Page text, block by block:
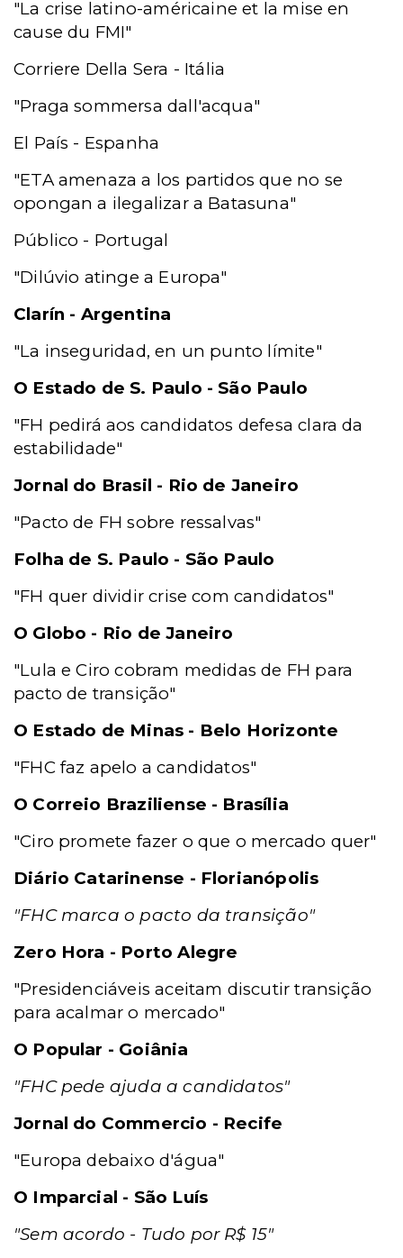
"La crise latino-américaine et la mise en
cause du FMI"
Corriere Della Sera - Itália
"Praga sommersa dall'acqua"
El País - Espanha
"ETA amenaza a los partidos que no se
opongan a ilegalizar a Batasuna"
Público - Portugal
"Dilúvio atinge a Europa"
Clarín - Argentina
"La inseguridad, en un punto límite"
O Estado de S. Paulo - São Paulo
"FH pedirá aos candidatos defesa clara da
estabilidade"
Jornal do Brasil - Rio de Janeiro
"Pacto de FH sobre ressalvas"
Folha de S. Paulo - São Paulo
"FH quer dividir crise com candidatos"
O Globo - Rio de Janeiro
"Lula e Ciro cobram medidas de FH para
pacto de transição"
O Estado de Minas - Belo Horizonte
"FHC faz apelo a candidatos"
O Correio Braziliense - Brasília
"Ciro promete fazer o que o mercado quer"
Diário Catarinense - Florianópolis
"FHC marca o pacto da transição"
Zero Hora - Porto Alegre
"Presidenciáveis aceitam discutir transição
para acalmar o mercado"
O Popular - Goiânia
"FHC pede ajuda a candidatos"
Jornal do Commercio - Recife
"Europa debaixo d'água"
O Imparcial - São Luís
"Sem acordo - Tudo por R$ 15"